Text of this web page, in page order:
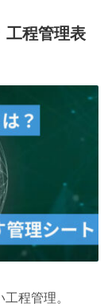
工程管理表
程管理。